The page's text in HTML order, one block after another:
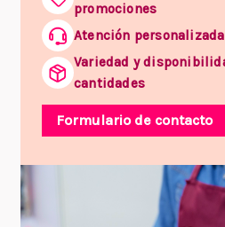
promociones
Atención
Variedad y
cantidades
Formulario de contacto